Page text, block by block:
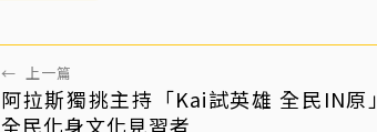
← 上一篇
阿拉斯獨挑主持「Kai試英雄 全民IN原」
全民化身文化見習者